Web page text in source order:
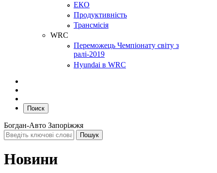
ЕКО
Продуктивність
Трансмісія
WRC
Переможець Чемпіонату світу з
ралі-2019
Hyundai в WRC
Поиск
Богдан-Авто Запоріжжя
Новини